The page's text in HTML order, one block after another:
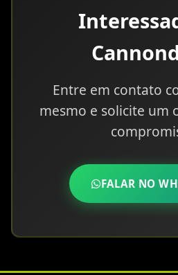
Entre em contato
mesmo e solicite um
FALAR NO